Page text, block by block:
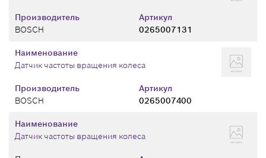
Производитель
BOSCH
Артикул
0265007131
Производитель
BOSCH
Артикул
0265007400
Наименование
Датчик частоты вращения колеса
Наименование
Датчик частоты вращения колеса